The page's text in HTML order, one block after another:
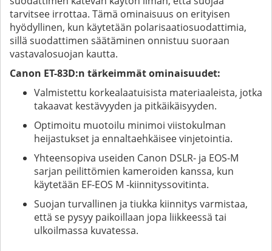
tarvitsee irrottaa. Tämä ominaisuus on erityisen
hyödyllinen, kun käytetään polarisaatiosuodattimia,
sillä suodattimen säätäminen onnistuu suoraan
vastavalosuojan kautta.
Canon ET-83D:n tärkeimmät ominaisuudet:
Valmistettu korkealaatuisista materiaaleista, jotka
takaavat kestävyyden ja pitkäikäisyyden.
Optimoitu muotoilu minimoi viistokulman
heijastukset ja ennaltaehkäisee vinjetointia.
Yhteensopiva useiden Canon DSLR- ja EOS-M
sarjan peilittömien kameroiden kanssa, kun
käytetään EF-EOS M -kiinnityssovitinta.
Suojan turvallinen ja tiukka kiinnitys varmistaa,
että se pysyy paikoillaan jopa liikkeessä tai
ulkoilmassa kuvatessa.